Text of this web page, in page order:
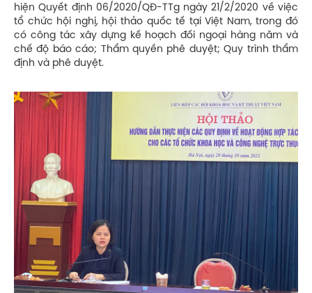
hiện Quyết định 06/2020/QĐ-TTg ngày 21/2/2020 về việc
tổ chức hội nghị, hội thảo quốc tế tại Việt Nam, trong đó
có công tác xây dựng kế hoạch đối ngoại hàng năm và
chế độ báo cáo; Thẩm quyền phê duyệt; Quy trình thẩm
định và phê duyệt.